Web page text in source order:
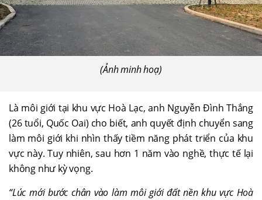
(Ảnh minh hoạ)
Là môi giới tại khu vực Hoà Lạc, anh Nguyễn Đình Thắng
(26 tuổi, Quốc Oai) cho biết, anh quyết định chuyển sang
làm môi giới khi nhìn thấy tiềm năng phát triển của khu
vực này. Tuy nhiên, sau hơn 1 năm vào nghề, thực tế lại
không như kỳ vọng.
“Lúc mới bước chân vào làm môi giới đất nền khu vực Hoà